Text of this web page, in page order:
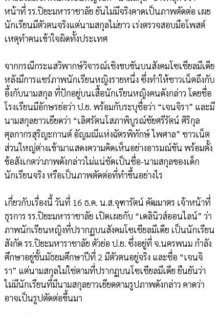
หน้าที่ รร.ปิยะมหาราชาลัย ยันไม่มีจริงคาดเป็นภาพตัดต่อ เผย
นักเรียนมีตัวตนจริงแต่นามสกุลไม่ยาว เร่งตรวจสอบมือโพสต์
เหตุทำคนเข้าใจผิดทั้งประเทศ
จากกรณีกระแสวิพากษ์วิจารณ์เชิงขบขันบนสังคมโซเชียลมีเดีย
หลังมีการแชร์ภาพนักเรียนหญิงรายหนึ่ง ซึ่งทำให้ชาวเน็ตถึงกับ
อึ้งกับนามสกุล ที่ปักอยู่บนเสื้อนักเรียนหญิงคนดังกล่าว โดยชื่อ
โรงเรียนมีอักษรย่อว่า ป.ย. พร้อมกับระบุชื่อว่า “เจนจิรา” และมี
นามสกุลยาวเยียดว่า “เลิศรัตนโสภาพิบูรณ์ชัยศรีรัตน์ ศิริกุล
ศุลกากรสุริญะกานต์ อัญมณีแห่งฉัตรพิทักษ์ ไพศาล” ชาวเน็ต
ส่วนใหญ่ต่างเข้ามาแสดงความคิดเห็นอย่างอารมณ์ขัน พร้อมตั้ง
ข้อสังเกตว่าภาพดังกล่าวไม่แน่ชัดเป็นชื่อ-นามสกุลของเด็ก
นักเรียนจริง หรือเป็นภาพตัดต่อที่ทำขึ้นอย่างไร
เกี่ยวกับเรื่องนี้ วันที่ 16 ธ.ค. น.ส.จุฑารัตน์ คัฒมาตร เจ้าหน้าที่
ธุรการ รร.ปิยะมหาราชาลัย เปิดเผยกับ “เดลินิวส์ออนไลน์” ว่า
ภาพนักเรียนหญิงที่ปรากฏบนสังคมโซเชียลมีเดีย เป็นนักเรียน
สังกัด รร.ปิยะมหาราชาลัย ตัวย่อ ป.ย. ซึ่งอยู่ที่ จ.นครพนม กำลัง
ศึกษาอยู่ชั้นมัธยมศึกษาปีที่ 2 มีตัวตนอยู่จริง และชื่อ “เจนจิ
รา” แต่นามสกุลไม่ใช่ตามที่ปรากฏบนโซเชียลมีเดีย ยืนยันว่า
ไม่มีนักเรียนที่มีนามสกุลยาวเยียดตามรูปภาพดังกล่าว คาดว่า
อาจเป็นรูปตัดต่อขึ้นมา